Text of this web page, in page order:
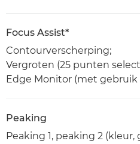
Focus Assist*
Contourverscherping;
Vergroten (25 punten
Edge Monitor (met gebruik
Peaking
Peaking 1, peaking 2